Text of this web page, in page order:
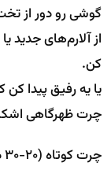
گوشی رو دور از
از آلارم‌های
کن.
یا یه رفیق پیدا
چرت ظهرگاهی